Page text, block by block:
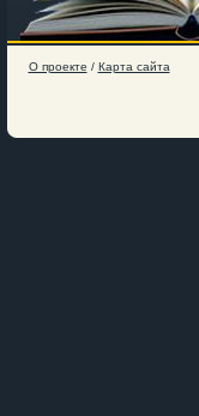
О проекте / Карта сайта